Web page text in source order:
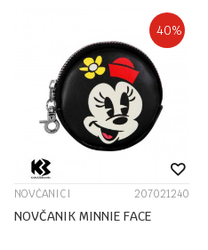
40%
NOVČANICI 207021240
NOVČANIK MINNIE FACE